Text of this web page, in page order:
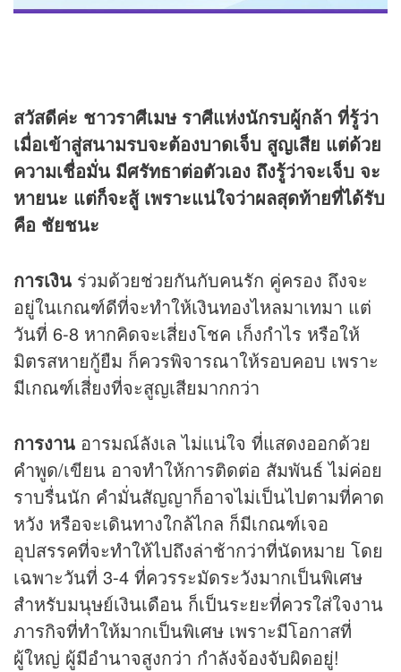
สวัสดีค่ะ ชาวราศีเมษ ราศีแห่งนักรบผู้กล้า ที่รู้ว่า
เมื่อเข้าสู่สนามรบจะต้องบาดเจ็บ สูญเสีย แต่ด้วย
ความเชื่อมั่น มีศรัทธาต่อตัวเอง ถึงรู้ว่าจะเจ็บ จะ
หายนะ แต่ก็จะสู้ เพราะแน่ใจว่าผลสุดท้ายที่ได้รับ
คือ ชัยชนะ
การเงิน ร่วมด้วยช่วยกันกับคนรัก คู่ครอง ถึงจะ
อยู่ในเกณฑ์ดีที่จะทำให้เงินทองไหลมาเทมา แต่
วันที่ 6-8 หากคิดจะเสี่ยงโชค เก็งกำไร หรือให้
มิตรสหายกู้ยืม ก็ควรพิจารณาให้รอบคอบ เพราะ
มีเกณฑ์เสี่ยงที่จะสูญเสียมากกว่า
การงาน อารมณ์ลังเล ไม่แน่ใจ ที่แสดงออกด้วย
คำพูด/เขียน อาจทำให้การติดต่อ สัมพันธ์ ไม่ค่อย
ราบรื่นนัก คำมั่นสัญญาก็อาจไม่เป็นไปตามที่คาด
หวัง หรือจะเดินทางใกล้ไกล ก็มีเกณฑ์เจอ
อุปสรรคที่จะทำให้ไปถึงล่าช้ากว่าที่นัดหมาย โดย
เฉพาะวันที่ 3-4 ที่ควรระมัดระวังมากเป็นพิเศษ
สำหรับมนุษย์เงินเดือน ก็เป็นระยะที่ควรใส่ใจงาน
ภารกิจที่ทำให้มากเป็นพิเศษ เพราะมีโอกาสที่
ผู้ใหญ่ ผู้มีอำนาจสูงกว่า กำลังจ้องจับผิดอยู่!